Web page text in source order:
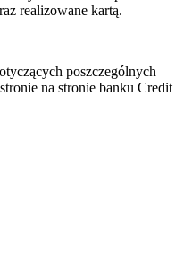
realizowane kartą.
poszczególnych
na stronie banku Credit